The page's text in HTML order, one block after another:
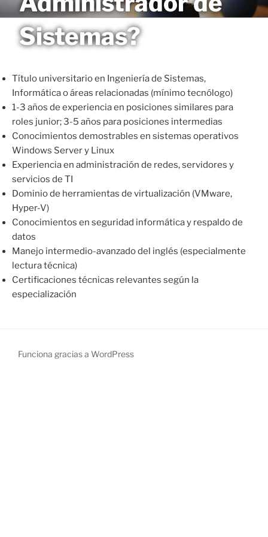
Saltar
al
contenido
MAGNETO
Sistemas?
Título universitario en Ingeniería de Sistemas,
Informática o áreas relacionadas (mínimo tecnólogo)
1-3 años de experiencia en posiciones similares para
roles junior; 3-5 años para posiciones intermedias
Conocimientos demostrables en sistemas operativos
Windows Server y Linux
Experiencia en administración de redes, servidores y
servicios de TI
Dominio de herramientas de virtualización (VMware,
Hyper-V)
Conocimientos en seguridad informática y respaldo de
datos
Manejo intermedio-avanzado del inglés (especialmente
lectura técnica)
Certificaciones técnicas relevantes según la
especialización
Funciona gracias a WordPress